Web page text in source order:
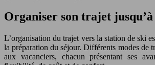
Organiser son trajet
L’organisation du trajet vers la station de ski
la préparation du séjour. Différents modes de
aux vacanciers, chacun présentant ses